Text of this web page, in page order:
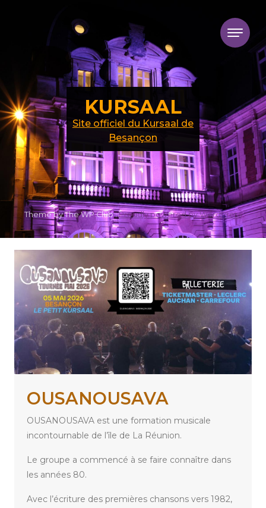
OUSANOUSAVA
OUSANOUSAVA est une formation musicale
incontournable de l’île de La Réunion.
Le groupe a commencé à se faire connaître dans
les années 80.
Avec l’écriture des premières chansons vers 1982,
KURSAAL
Site officiel du Kursaal de
Besançon
Theme by The WP Club .Proudly powered by WordPress